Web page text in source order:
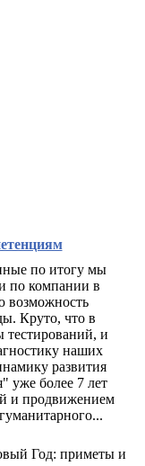
по итогу мы
по компании в
возможность
Круто, что в
тестирований, и
наших
развития
уже более 7 лет
и продвижением
Год: приметы и